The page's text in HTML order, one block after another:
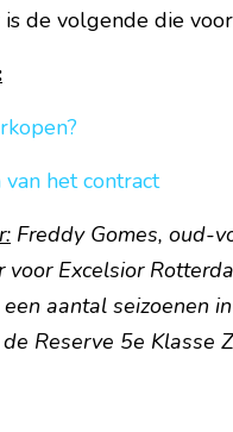
is de volgende die
het contract
Freddy Gomes, oud-
voor Excelsior
aantal seizoenen
Reserve 5e Klasse